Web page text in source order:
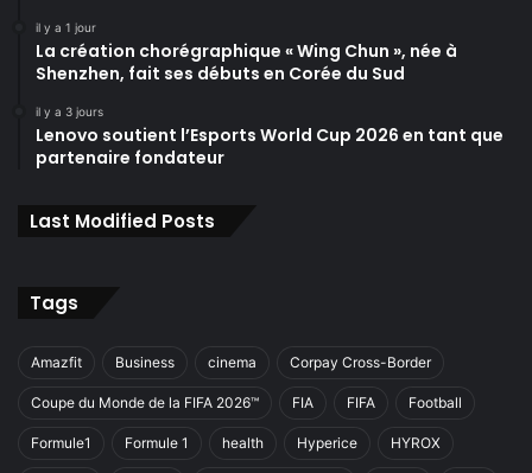
il y a 1 jour
La création chorégraphique « Wing Chun », née à
Shenzhen, fait ses débuts en Corée du Sud
il y a 3 jours
Lenovo soutient l’Esports World Cup 2026 en tant que
partenaire fondateur
Last Modified Posts
Tags
Amazfit Business cinema Corpay Cross-Border
Coupe du Monde de la FIFA 2026™ FIA FIFA Football
Formule1 Formule 1 health Hyperice HYROX